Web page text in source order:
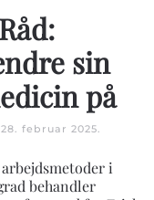
sin
på
28. februar 2025.
i
behandler